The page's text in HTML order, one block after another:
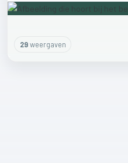
29weergaven